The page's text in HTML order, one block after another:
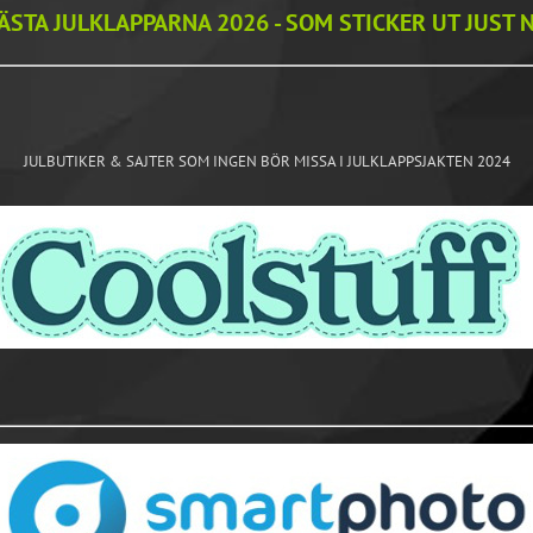
JULKLAPPARNA 2026 - SOM STICKER UT JUST
JULBUTIKER & SAJTER SOM INGEN BÖR MISSA I JULKLAPPSJAKTEN 2024